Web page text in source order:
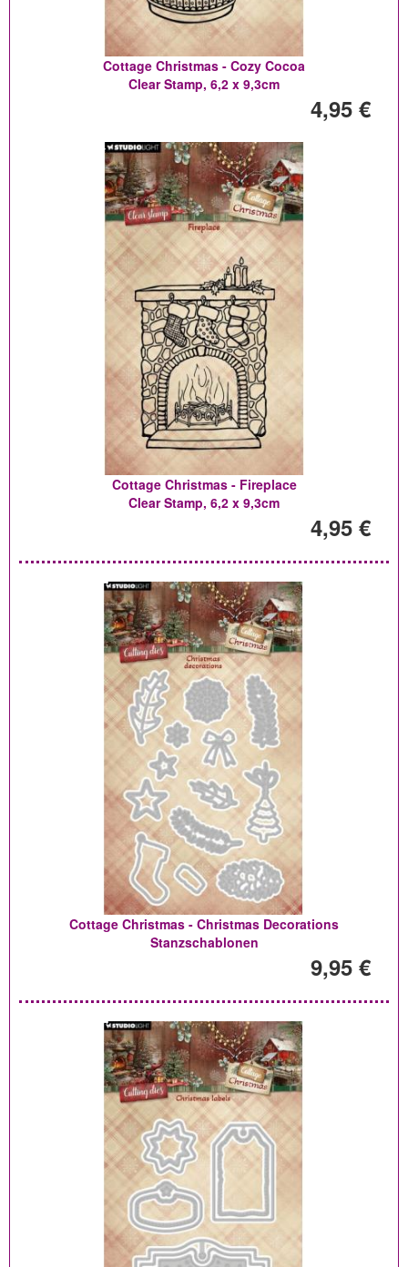
Cottage Christmas - Cozy Cocoa
Clear Stamp, 6,2 x 9,3cm
4,95 €
Cottage Christmas - Fireplace
Clear Stamp, 6,2 x 9,3cm
4,95 €
Cottage Christmas - Christmas Decorations
Stanzschablonen
9,95 €